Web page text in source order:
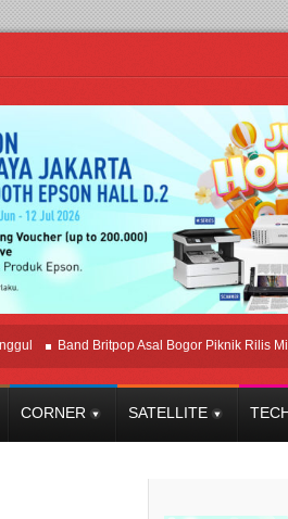
Band Britpop Asal Bogor Piknik Rilis Mini
CORNER SATELLITE